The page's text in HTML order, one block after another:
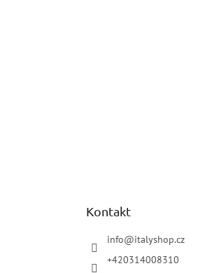
Kontakt
info@italyshop.cz
+420314008310